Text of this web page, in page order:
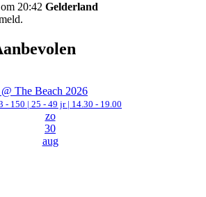
20:42 Gelderland
The Beach 2026
- 150 | 25 - 49 jr | 14.30 - 19.00
zo
30
aug